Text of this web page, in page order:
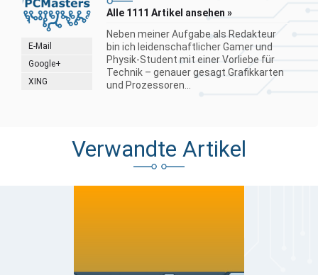
E-Mail
Google+
XING
Alle 1111 Artikel ansehen »
Neben meiner Aufgabe als Redakteur
bin ich leidenschaftlicher Gamer und
Physik-Student mit einer Vorliebe für
Technik – genauer gesagt Grafikkarten
und Prozessoren...
Verwandte Artikel